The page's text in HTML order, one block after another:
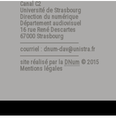
Canal C2
Université de Strasbourg
Direction du numérique
Département audiovisuel
16 rue René Descartes
67000 Strasbourg
---------------------------------------
courriel : dnum-dav@unistra.fr
---------------------------------------
site réalisé par la DNum © 2015
Mentions légales